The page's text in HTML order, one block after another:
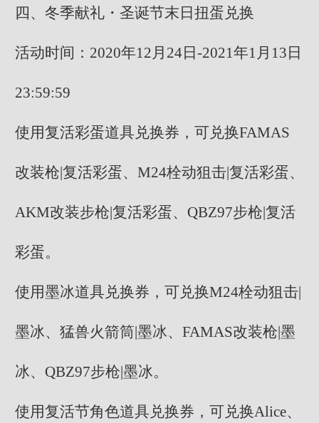
四、冬季献礼・圣诞节末日扭蛋兑换
活动时间：2020年12月24日-2021年1月13日
23:59:59
使用复活彩蛋道具兑换券，可兑换FAMAS
改装枪|复活彩蛋、M24栓动狙击|复活彩蛋、
AKM改装步枪|复活彩蛋、QBZ97步枪|复活
彩蛋。
使用墨冰道具兑换券，可兑换M24栓动狙击|
墨冰、猛兽火箭筒|墨冰、FAMAS改装枪|墨
冰、QBZ97步枪|墨冰。
使用复活节角色道具兑换券，可兑换Alice、